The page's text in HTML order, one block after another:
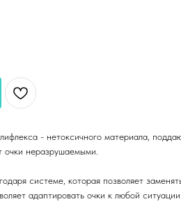
- нетоксичного материала,
неразрушаемыми.
системе, которая позволяет
адаптировать очки к любой